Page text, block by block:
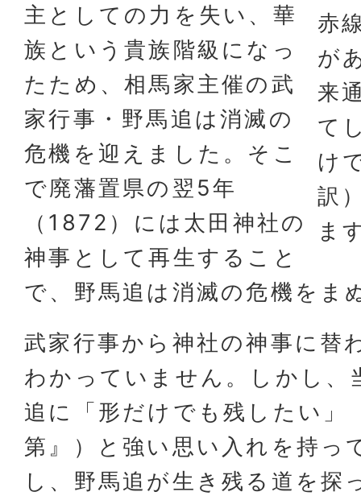
赤
が
来
て
け
訳
ま
主としての力を失い、華
族という貴族階級になっ
たため、相馬家主催の武
家行事・野馬追は消滅の
危機を迎えました。そこ
で廃藩置県の翌5年
（1872）には太田神社の
神事として再生すること
で、野馬追は消滅の危機をま
武家行事から神社の神事に替
わかっていません。しかし、
追に「形だけでも残したい」
第』）と強い思い入れを持っ
し、野馬追が生き残る道を探